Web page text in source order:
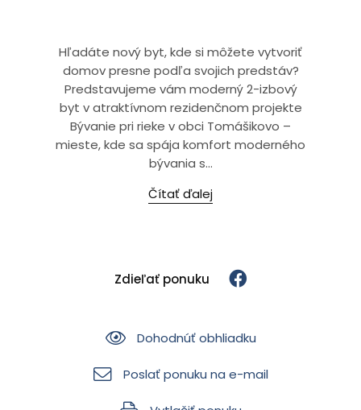
Hľadáte nový byt, kde si môžete vytvoriť
domov presne podľa svojich predstáv?
Predstavujeme vám moderný 2-izbový
byt v atraktívnom rezidenčnom projekte
Bývanie pri rieke v obci Tomášikovo –
mieste, kde sa spája komfort moderného
bývania s...
Čítať ďalej
Zdieľať ponuku
Dohodnúť obhliadku
Poslať ponuku na e-mail